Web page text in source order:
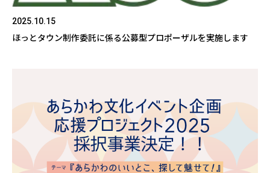
2025.10.15
ほっとタウン制作委託に係る公募型プロポーザルを実施します